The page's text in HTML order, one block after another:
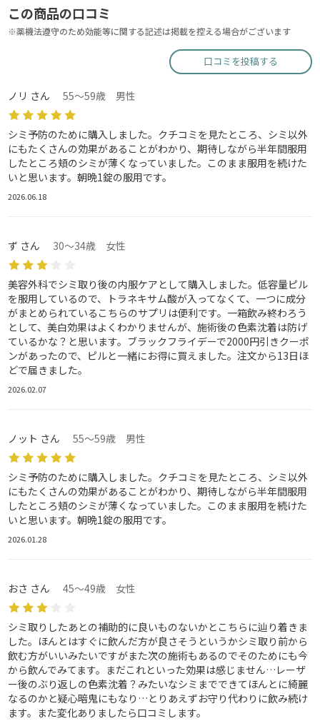
この商品の口コミ
※薬機法遵守のため効能等に関する記述は掲載を控える場合がございます
口コミを投稿する
ノリ さん 55～59歳 男性
シミ予防のために購入しました。クチコミを見たところ、シミ以外
にもたくさんの効果があることがわかり、期待しながら半年間服用
したところ頬のシミが薄くなっていました。このまま服用を続けた
いと思います。朝晩1錠の服用です。
2026.06.18
ず さん 30～34歳 女性
美容外科でシミ取り後の内服ケアとして購入しました。低容量ピル
を服用しているので、トラネキサム酸が入ってなくて、一つに成分
がまとめられているこちらのサプリは便利です。一箱飲み終わろう
として、美白効果はよくわかりませんが、施術後の色素沈着は防げ
ているかな？と思います。ブラックフライデーで2000円引きクーポ
ンがあったので、ピルと一緒にお得に買えました。注文から13日ほ
どで届きました。
2026.02.07
ノット さん 55～59歳 男性
シミ予防のために購入しました。クチコミを見たところ、シミ以外
にもたくさんの効果があることがわかり、期待しながら半年間服用
したところ頬のシミが薄くなっていました。このまま服用を続けた
いと思います。朝晩1錠の服用です。
2026.01.28
おさ さん 45～49歳 女性
シミ取りしたあとの補助的に良いものないかとこちらに辿り着きま
した。ほんとはすぐに飲んだ方が良さそうというかシミ取り前から
飲む方がいいみたいですがまた次の施術もあるのでそのためにも今
から飲んでみてます。まだこれといった効果は感じません…レーザ
ー後のぶり返しの色素沈着？みたいなシミまでできてほんとに綺麗
なるのかと疑心暗鬼にもなり…とりあえずお守り代わりに飲み続け
ます。また変化ありましたら口コミします。